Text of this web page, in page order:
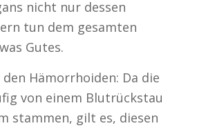
nicht nur dessen
tun dem gesamten
Gutes.
Hämorrhoiden: Da die
von einem Blutrückstau
stammen, gilt es, diesen